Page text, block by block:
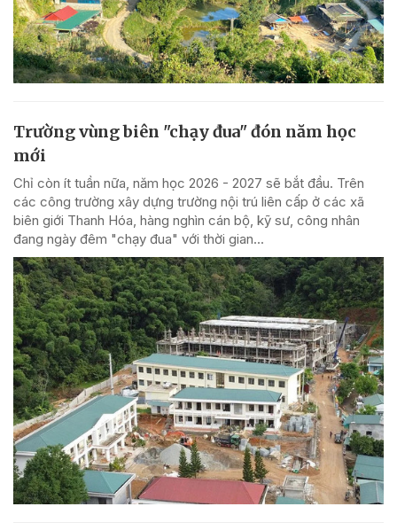
Trường vùng biên "chạy đua" đón năm học
mới
Chỉ còn ít tuần nữa, năm học 2026 - 2027 sẽ bắt đầu. Trên
các công trường xây dựng trường nội trú liên cấp ở các xã
biên giới Thanh Hóa, hàng nghìn cán bộ, kỹ sư, công nhân
đang ngày đêm "chạy đua" với thời gian...